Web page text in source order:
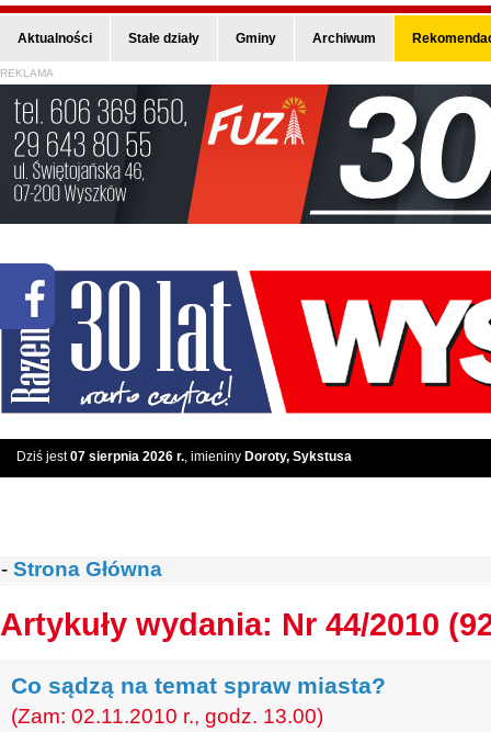
Aktualności Stałe działy Gminy Archiwum
REKLAMA
Dziś jest07 sierpnia 2026 r., imieniny Doroty, Sykstusa
- Strona Główna
Artykuły wydania: Nr 44/2010
Co sądzą na temat spraw miasta?
(Zam: 02.11.2010 r., godz. 13.00)